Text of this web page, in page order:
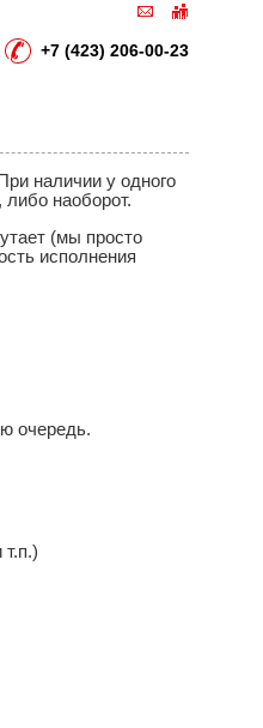
+7 (423) 206-00-23
наличии у одного
наоборот.
(мы просто
исполнения
очередь.